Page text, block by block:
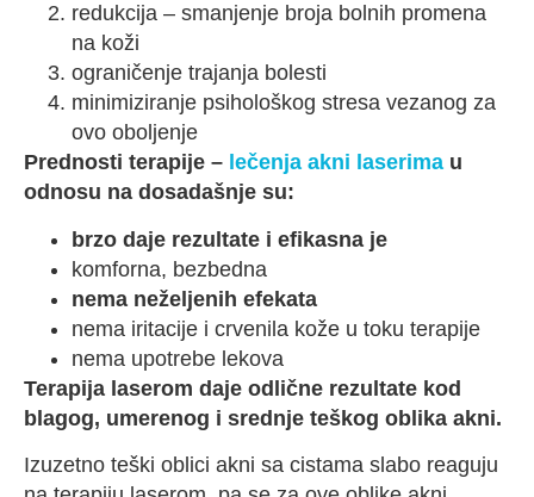
redukcija – smanjenje broja bolnih promena
na koži
ograničenje trajanja bolesti
minimiziranje psihološkog stresa vezanog za
ovo oboljenje
Prednosti terapije – lečenja akni laserima u
odnosu na dosadašnje su:
brzo daje rezultate i efikasna je
komforna, bezbedna
nema neželjenih efekata
nema iritacije i crvenila kože u toku terapije
nema upotrebe lekova
Terapija laserom daje odlične rezultate kod
blagog, umerenog i srednje teškog oblika akni.
Izuzetno teški oblici akni sa cistama slabo reaguju